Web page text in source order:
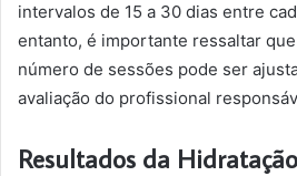
intervalos de 15 a 30 dias entre
entanto, é importante ressaltar
número de sessões pode ser
avaliação do profissional
Resultados da